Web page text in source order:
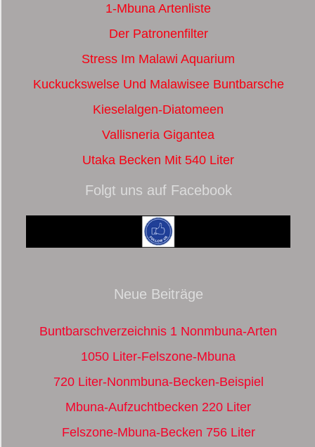
1-Mbuna Artenliste
Der Patronenfilter
Stress Im Malawi Aquarium
Kuckuckswelse Und Malawisee Buntbarsche
Kieselalgen-Diatomeen
Vallisneria Gigantea
Utaka Becken Mit 540 Liter
Folgt uns auf Facebook
Neue Beiträge
Buntbarschverzeichnis 1 Nonmbuna-Arten
1050 Liter-Felszone-Mbuna
720 Liter-Nonmbuna-Becken-Beispiel
Mbuna-Aufzuchtbecken 220 Liter
Felszone-Mbuna-Becken 756 Liter